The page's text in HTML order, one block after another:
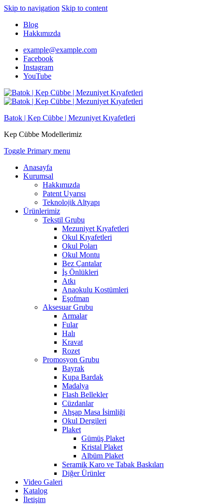
Skip to navigation Skip to content
Blog
Hakkımızda
example@example.com
Facebook
Instagram
YouTube
Batok | Kep Cübbe | Mezuniyet Kıyafetleri
Kep Cübbe Modellerimiz
Toggle Primary menu
Anasayfa
Kurumsal
Hakkımızda
Patent Uyarısı
Teknolojik Altyapı
Ürünlerimiz
Tekstil Grubu
Mezuniyet Kıyafetleri
Okul Kıyafetleri
Okul Poları
Okul Montu
Bez Çantalar
İş Önlükleri
Atkı
Anaokulu Kostümleri
Eşofman
Aksesuar Grubu
Armalar
Fular
Halı
Kravat
Rozet
Promosyon Grubu
Bayrak
Kupa Bardak
Madalya
Flash Bellekler
Cüzdanlar
Ahşap Masa İsimliği
Okul Dergileri
Plaket
Gümüş Plaket
Kristal Plaket
Albüm Plaket
Seramik Karo ve Tabak Baskıları
Diğer Ürünler
Video Galeri
Katalog
İletişim